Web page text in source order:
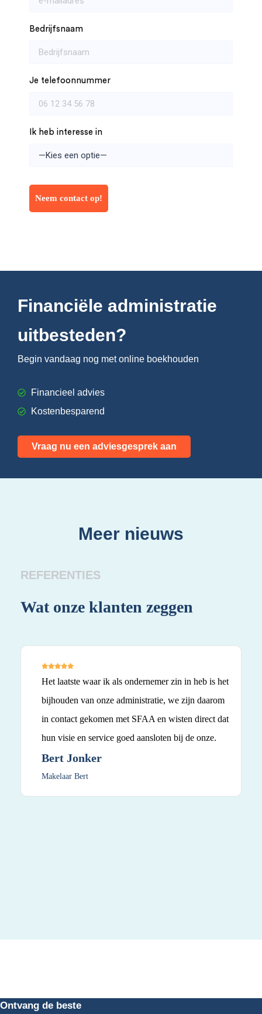
Bedrijfsnaam
Je telefoonnummer
Ik heb interesse in
Financiële administratie
uitbesteden?
Begin vandaag nog met online boekhouden
Financieel advies
Kostenbesparend
Vraag nu een adviesgesprek aan
Meer nieuws
REFERENTIES
Wat onze klanten zeggen
Het laatste waar ik als ondernemer zin in heb is het
bijhouden van onze administratie, we zijn daarom
in contact gekomen met SFAA en wisten direct dat
hun visie en service goed aansloten bij de onze.
Bert Jonker
Makelaar Bert
Ontvang de beste